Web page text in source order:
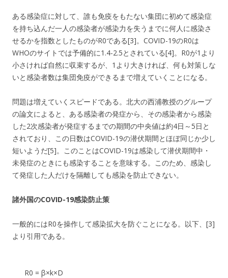
ある感染症に対して、誰も免疫をもたない集団に初めて感染症
を持ち込んだ一人の感染者が感染力を失うまでに何人に感染さ
せるかを指数としたものがR0である[3]。COVID-19のR0は
WHOのサイトでは予備的に1.4-2.5とされている[4]。R0が1より
小さければ自然に収束するが、1より大きければ、何も対策しな
いと感染者数は集団免疫ができるまで増えていくことになる。
問題は増えていくスピードである。北大の西浦教授のグループ
の論文によると、ある感染者の発症から、その感染者から感染
した2次感染者が発症するまでの期間の中央値は約4日～5日と
されており、この日数はCOVID-19の潜伏期間とほぼ同じか少し
短いようだ[5]。このことはCOVID-19は感染して潜伏期間中・
未発症のときにも感染することを意味する。このため、感染し
て発症した人だけを隔離しても感染を防止できない。
諸外国のCOVID-19感染防止策
一般的にはR0を操作して感染拡大を防ぐことになる。以下、[3]
より引用である。
R0 = β×k×D